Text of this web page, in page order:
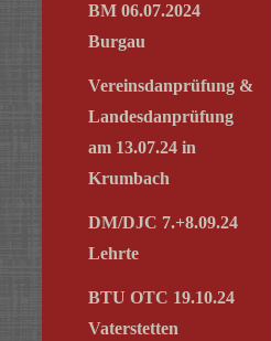
BM 06.07.2024
Burgau
Vereinsdanprüfung &
Landesdanprüfung
am 13.07.24 in
Krumbach
DM/DJC 7.+8.09.24
Lehrte
BTU OTC 19.10.24
Vaterstetten